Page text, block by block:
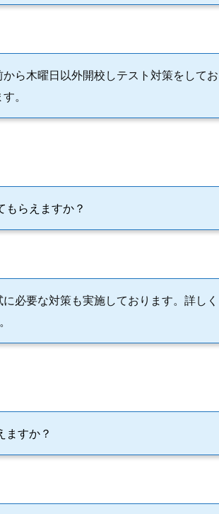
ら木曜日以外開校しテスト対策をしてお
。
もらえますか？
必要な対策も実施しております。詳しく
ますか？